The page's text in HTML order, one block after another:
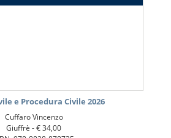
e Procedura Civile 2026
Cuffaro Vincenzo
Giuffrè -€ 34,00